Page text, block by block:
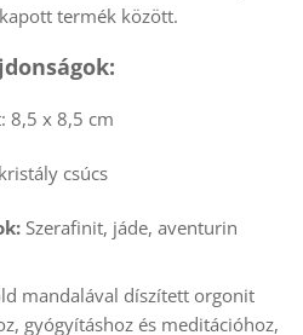
termék között.
8,5 x 8,5 cm
csúcs
Szerafinit, jáde, aventurin
mandalával díszített orgonit
gyógyításhoz és meditációhoz,